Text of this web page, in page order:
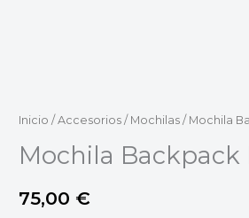
Inicio / Accesorios / Mochilas / Mochila
Mochila Backpack
75,00 €